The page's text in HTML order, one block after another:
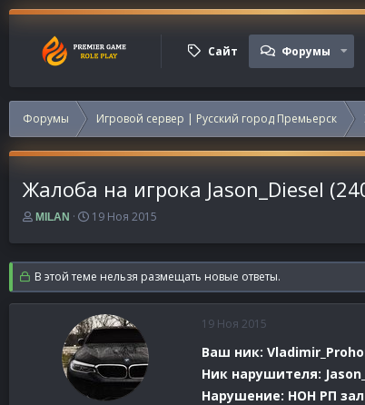
Сайт Форумы
Форумы Игровой сервер | Русский город Премьерск
Жалоба на игрока Jason_Diesel
А
т
о
р
т
MILAN
Д
т
а
н
а
ч
а
л
а
19 Ноя 2015
В этой теме нельзя размещать новые ответы.
19 Ноя 2015
Ваш ник:
Ник нарушителя:
Нарушение: НОН РП